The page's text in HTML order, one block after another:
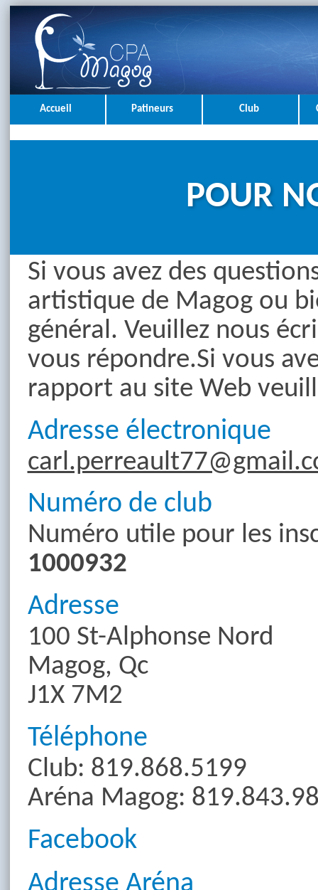
Accueil Patineurs Club
POUR
Si vous avez des
artistique de Magog ou
général. Veuillez nous
vous répondre.Si vous
rapport au site Web
Adresse électronique
Numéro de club
Numéro utile pour les
1000932
Adresse
100 St-Alphonse Nord
Magog, Qc
J1X 7M2
Téléphone
Club: 819.868.5199
Aréna Magog:
Facebook